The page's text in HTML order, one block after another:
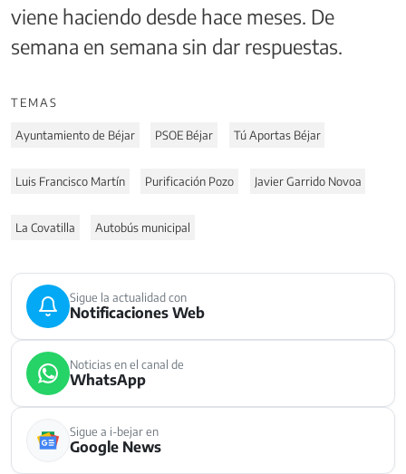
viene haciendo desde hace meses. De
semana en semana sin dar respuestas.
TEMAS
Ayuntamiento de Béjar PSOE Béjar Tú Aportas Béjar
Luis Francisco Martín Purificación Pozo Javier Garrido Novoa
La Covatilla Autobús municipal
Sigue la actualidad con
Notificaciones Web
Noticias en el canal de
WhatsApp
Sigue a i-bejar en
Google News